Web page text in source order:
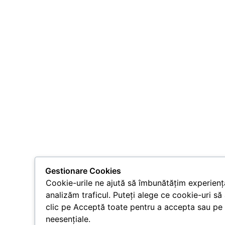
Gestionare Cookies
Cookie-urile ne ajută să îmbunătățim
analizăm traficul. Puteți alege ce cookie-uri
clic pe Acceptă toate pentru a accepta sau
neesențiale.